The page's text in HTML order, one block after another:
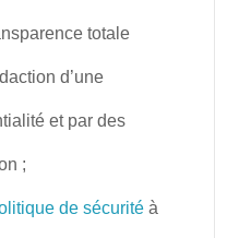
totale
d’une
et par des
;
de sécurité à